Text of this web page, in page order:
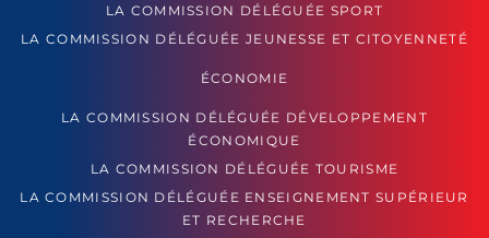
LA COMMISSION DÉLÉGUÉE SPORT
LA COMMISSION DÉLÉGUÉE JEUNESSE ET CITOYENNETÉ
ÉCONOMIE
LA COMMISSION DÉLÉGUÉE DÉVELOPPEMENT
ÉCONOMIQUE
LA COMMISSION DÉLÉGUÉE TOURISME
LA COMMISSION DÉLÉGUÉE ENSEIGNEMENT SUPÉRIEUR
ET RECHERCHE